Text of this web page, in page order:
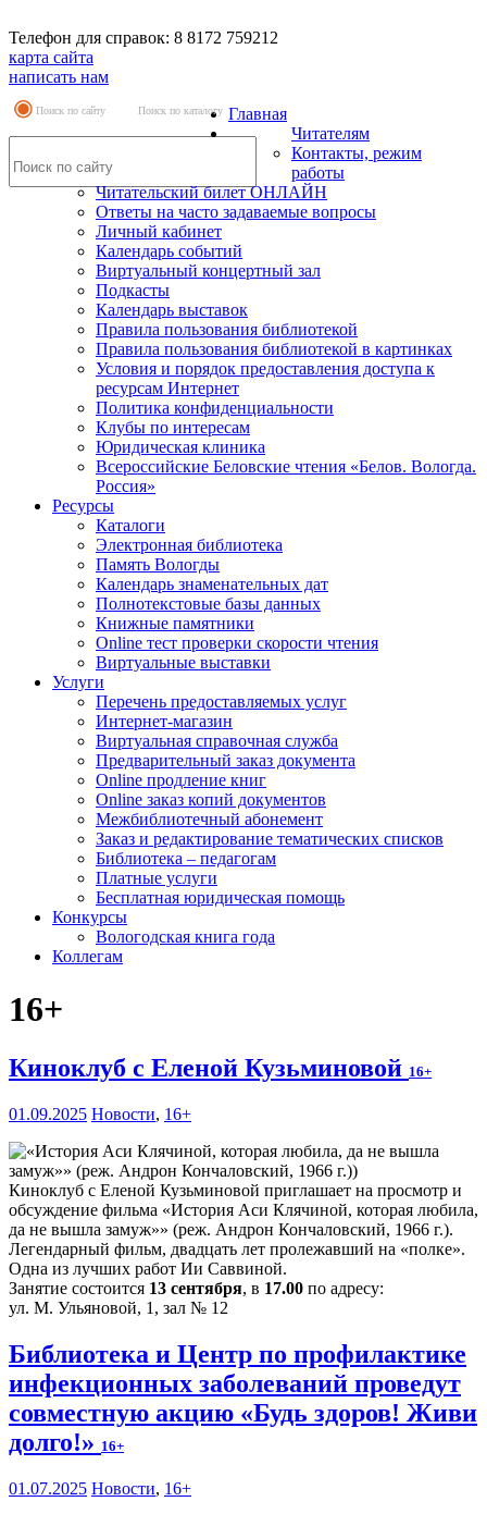
Телефон для справок: 8 8172 759212
карта сайта
написать нам
Поиск по сайту Поиск по каталогу Главная
Читателям
Контакты, режим
работы
Читательский билет ОНЛАЙН
Ответы на часто задаваемые вопросы
Личный кабинет
Календарь событий
Виртуальный концертный зал
Подкасты
Календарь выставок
Правила пользования библиотекой
Правила пользования библиотекой в картинках
Условия и порядок предоставления доступа к
ресурсам Интернет
Политика конфиденциальности
Клубы по интересам
Юридическая клиника
Всероссийские Беловские чтения «Белов. Вологда.
Россия»
Ресурсы
Каталоги
Электронная библиотека
Память Вологды
Календарь знаменательных дат
Полнотекстовые базы данных
Книжные памятники
Online тест проверки скорости чтения
Виртуальные выставки
Услуги
Перечень предоставляемых услуг
Интернет-магазин
Виртуальная справочная служба
Предварительный заказ документа
Online продление книг
Online заказ копий документов
Межбиблиотечный абонемент
Заказ и редактирование тематических списков
Библиотека – педагогам
Платные услуги
Бесплатная юридическая помощь
Конкурсы
Вологодская книга года
Коллегам
16+
Киноклуб с Еленой Кузьминовой 16+
01.09.2025 Новости, 16+
Киноклуб с Еленой Кузьминовой приглашает на просмотр и
обсуждение фильма «История Аси Клячиной, которая любила,
да не вышла замуж»» (реж. Андрон Кончаловский, 1966 г.).
Легендарный фильм, двадцать лет пролежавший на «полке».
Одна из лучших работ Ии Саввиной.
Занятие состоится 13 сентября, в 17.00 по адресу:
ул. М. Ульяновой, 1, зал № 12
Библиотека и Центр по профилактике
инфекционных заболеваний проведут
совместную акцию «Будь здоров! Живи
долго!» 16+
01.07.2025 Новости, 16+